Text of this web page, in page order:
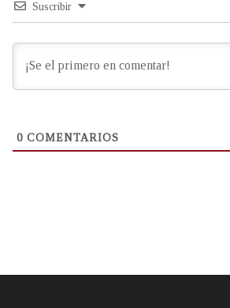
Suscribir
0 COMENTARIOS